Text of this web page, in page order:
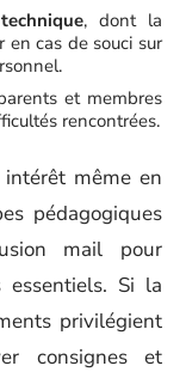
, dont la
en cas de souci sur
et membres
rencontrées.
même en
pédagogiques
mail pour
essentiels. Si la
privilégient
consignes et